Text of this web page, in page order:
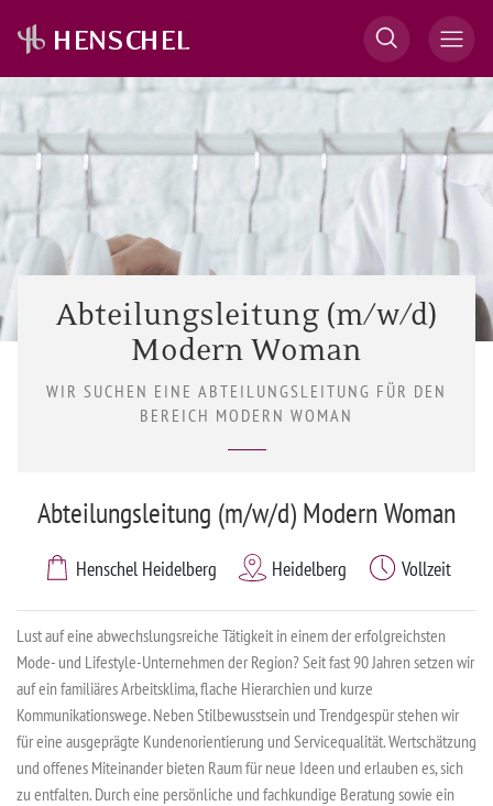
Abteilungsleitung (m/w/d)
Modern Woman
WIR SUCHEN EINE ABTEILUNGSLEITUNG FÜR DEN
BEREICH MODERN WOMAN
Abteilungsleitung (m/w/d) Modern Woman
Henschel Heidelberg Heidelberg Vollzeit
Lust auf eine abwechslungsreiche Tätigkeit in einem der erfolgreichsten
Mode- und Lifestyle-Unternehmen der Region? Seit fast 90 Jahren setzen wir
auf ein familiäres Arbeitsklima, flache Hierarchien und kurze
Kommunikationswege. Neben Stilbewusstsein und Trendgespür stehen wir
für eine ausgeprägte Kundenorientierung und Servicequalität. Wertschätzung
und offenes Miteinander bieten Raum für neue Ideen und erlauben es, sich
zu entfalten. Durch eine persönliche und fachkundige Beratung sowie ein